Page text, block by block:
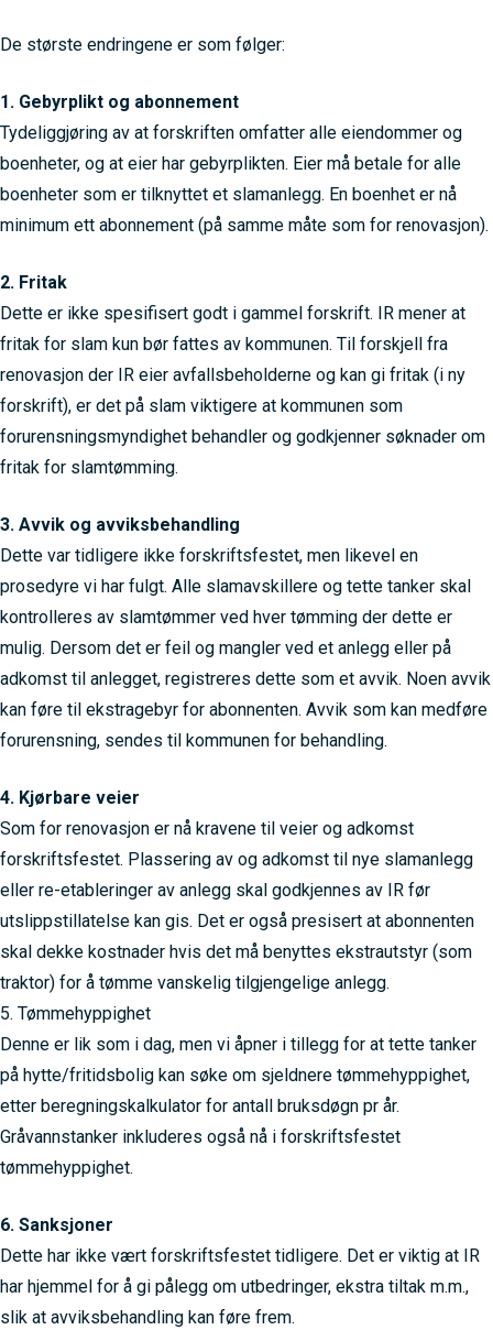
De største endringene er som følger:
1. Gebyrplikt og abonnement
Tydeliggjøring av at forskriften omfatter alle eiendommer og
boenheter, og at eier har gebyrplikten. Eier må betale for alle
boenheter som er tilknyttet et slamanlegg. En boenhet er nå
minimum ett abonnement (på samme måte som for renovasjon).
2. Fritak
Dette er ikke spesifisert godt i gammel forskrift. IR mener at
fritak for slam kun bør fattes av kommunen. Til forskjell fra
renovasjon der IR eier avfallsbeholderne og kan gi fritak (i ny
forskrift), er det på slam viktigere at kommunen som
forurensningsmyndighet behandler og godkjenner søknader om
fritak for slamtømming.
3. Avvik og avviksbehandling
Dette var tidligere ikke forskriftsfestet, men likevel en
prosedyre vi har fulgt. Alle slamavskillere og tette tanker skal
kontrolleres av slamtømmer ved hver tømming der dette er
mulig. Dersom det er feil og mangler ved et anlegg eller på
adkomst til anlegget, registreres dette som et avvik. Noen avvik
kan føre til ekstragebyr for abonnenten. Avvik som kan medføre
forurensning, sendes til kommunen for behandling.
4. Kjørbare veier
Som for renovasjon er nå kravene til veier og adkomst
forskriftsfestet. Plassering av og adkomst til nye slamanlegg
eller re-etableringer av anlegg skal godkjennes av IR før
utslippstillatelse kan gis. Det er også presisert at abonnenten
skal dekke kostnader hvis det må benyttes ekstrautstyr (som
traktor) for å tømme vanskelig tilgjengelige anlegg.
5. Tømmehyppighet
Denne er lik som i dag, men vi åpner i tillegg for at tette tanker
på hytte/fritidsbolig kan søke om sjeldnere tømmehyppighet,
etter beregningskalkulator for antall bruksdøgn pr år.
Gråvannstanker inkluderes også nå i forskriftsfestet
tømmehyppighet.
6. Sanksjoner
Dette har ikke vært forskriftsfestet tidligere. Det er viktig at IR
har hjemmel for å gi pålegg om utbedringer, ekstra tiltak m.m.,
slik at avviksbehandling kan føre frem.